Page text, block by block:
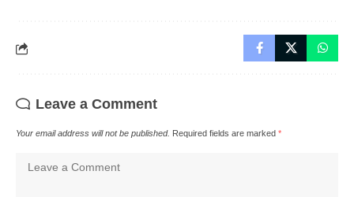
Leave a Comment
Your email address will not be published. Required fields are marked *